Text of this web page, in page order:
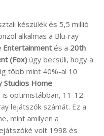
készülék és 5,5 millió
alkalmas a Blu-ray
Entertainmentés a 20th
(Fox) úgy becsüli, hogy a
több mint 40%-al 10
Studios Home
is optimistábban, 11-12
lejátszók számát. Ez a
mint amilyen a
volt 1998 és